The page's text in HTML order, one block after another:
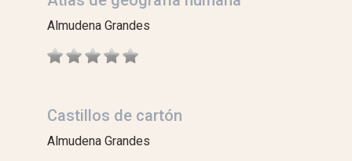
Almudena Grandes
Castillos de cartón
Almudena Grandes